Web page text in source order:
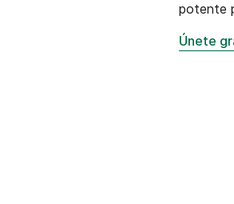
potente
Únete